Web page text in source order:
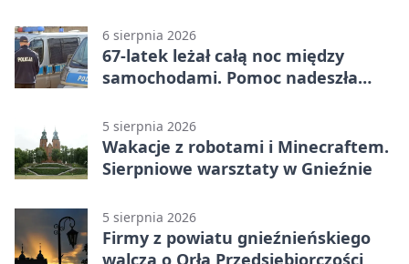
6 sierpnia 2026
67-latek leżał całą noc między
samochodami. Pomoc nadeszła
5 sierpnia 2026
Wakacje z robotami i Minecraftem.
Sierpniowe warsztaty w Gnieźnie
5 sierpnia 2026
Firmy z powiatu gnieźnieńskiego
walczą o Orła Przedsiębiorczości